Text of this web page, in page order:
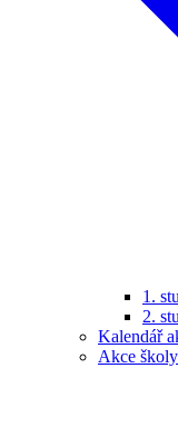
1.
2.
Kalendář
Akce školy